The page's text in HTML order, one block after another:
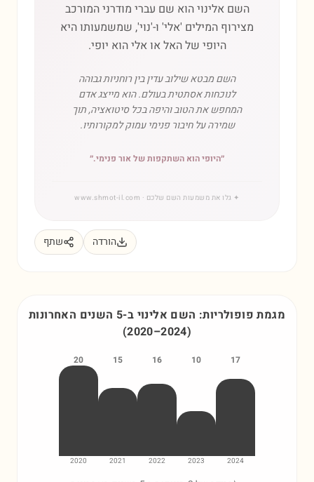
השם אלינוי הוא שם עברי מודרני המורכב
מצירוף המילים 'אלי' ו-'נוי', שמשמעותו היא
היופי של האל או אלי הוא יופי.
השם מבטא שילוב עדין בין רוחניות גבוהה
לנוכחות אסתטית בעולם. הוא מייצג אדם
המחפש את הטוב והיפה בכל סיטואציה, תוך
שמירה על חיבור פנימי עמוק למקורותיו.
״היופי הוא השתקפות של אור פנימי.״
✦ גלו את משמעות השם שלכם · www.shmot-il.com
הורדה שתף
מגמת פופולריות: השם אלינוי ב-5 השנים האחרונות
(2020–2024)
17
2024
10
2023
16
2022
15
2021
20
2020